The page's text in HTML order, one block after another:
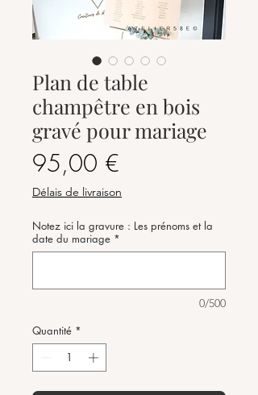
Plan de table
champêtre en bois
gravé pour mariage
95,00 €
Délais de livraison
Notez ici la gravure : Les prénoms et la
date du mariage *
0/500
Quantité *